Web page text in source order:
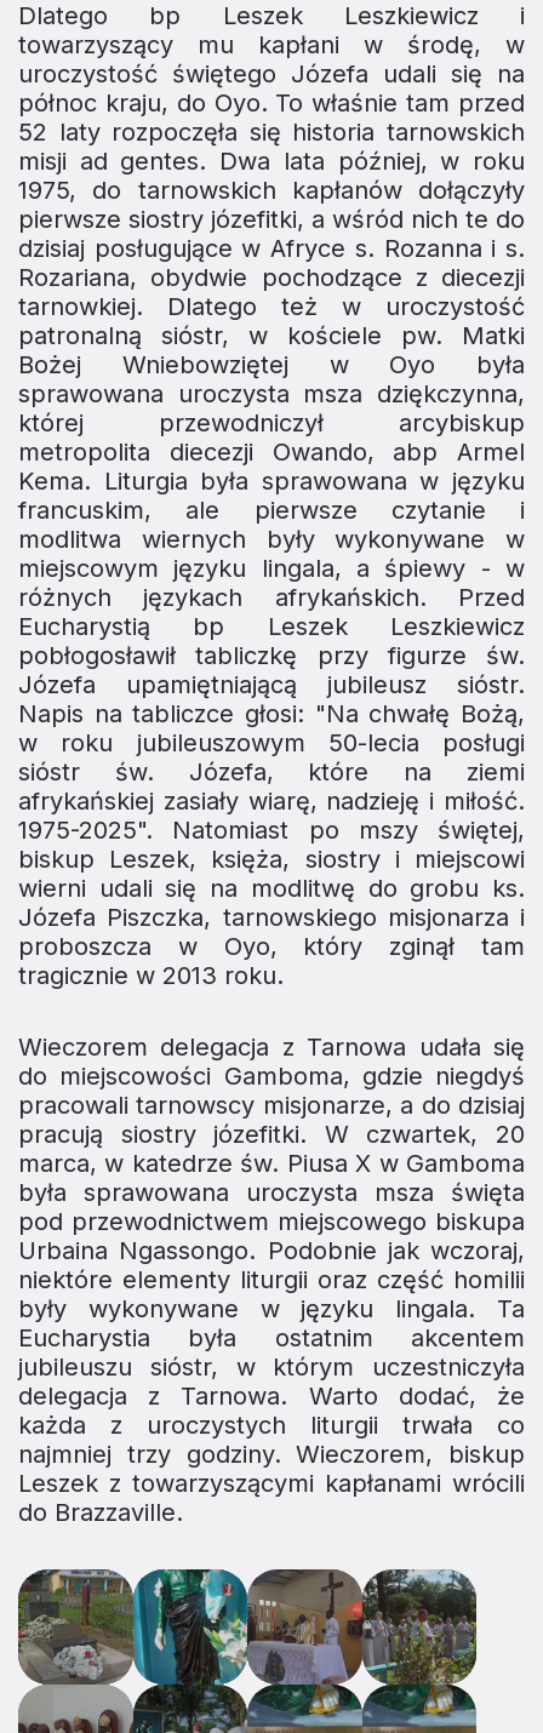
Dlatego bp Leszek Leszkiewicz i
towarzyszący mu kapłani w środę, w
uroczystość świętego Józefa udali się na
północ kraju, do Oyo. To właśnie tam przed
52 laty rozpoczęła się historia tarnowskich
misji ad gentes. Dwa lata później, w roku
1975, do tarnowskich kapłanów dołączyły
pierwsze siostry józefitki, a wśród nich te do
dzisiaj posługujące w Afryce s. Rozanna i s.
Rozariana, obydwie pochodzące z diecezji
tarnowkiej. Dlatego też w uroczystość
patronalną sióstr, w kościele pw. Matki
Bożej Wniebowziętej w Oyo była
sprawowana uroczysta msza dziękczynna,
której przewodniczył arcybiskup
metropolita diecezji Owando, abp Armel
Kema. Liturgia była sprawowana w języku
francuskim, ale pierwsze czytanie i
modlitwa wiernych były wykonywane w
miejscowym języku lingala, a śpiewy - w
różnych językach afrykańskich. Przed
Eucharystią bp Leszek Leszkiewicz
pobłogosławił tabliczkę przy figurze św.
Józefa upamiętniającą jubileusz sióstr.
Napis na tabliczce głosi: "Na chwałę Bożą,
w roku jubileuszowym 50-lecia posługi
sióstr św. Józefa, które na ziemi
afrykańskiej zasiały wiarę, nadzieję i miłość.
1975-2025". Natomiast po mszy świętej,
biskup Leszek, księża, siostry i miejscowi
wierni udali się na modlitwę do grobu ks.
Józefa Piszczka, tarnowskiego misjonarza i
proboszcza w Oyo, który zginął tam
tragicznie w 2013 roku.
Wieczorem delegacja z Tarnowa udała się
do miejscowości Gamboma, gdzie niegdyś
pracowali tarnowscy misjonarze, a do dzisiaj
pracują siostry józefitki. W czwartek, 20
marca, w katedrze św. Piusa X w Gamboma
była sprawowana uroczysta msza święta
pod przewodnictwem miejscowego biskupa
Urbaina Ngassongo. Podobnie jak wczoraj,
niektóre elementy liturgii oraz część homilii
były wykonywane w języku lingala. Ta
Eucharystia była ostatnim akcentem
jubileuszu sióstr, w którym uczestniczyła
delegacja z Tarnowa. Warto dodać, że
każda z uroczystych liturgii trwała co
najmniej trzy godziny. Wieczorem, biskup
Leszek z towarzyszącymi kapłanami wrócili
do Brazzaville.